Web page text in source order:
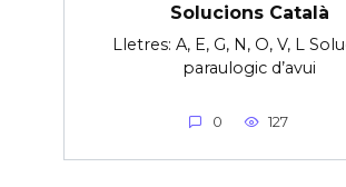
Solucions Català
Lletres: A, E, G, N, O, V, L
paraulogic d’avui
0 127